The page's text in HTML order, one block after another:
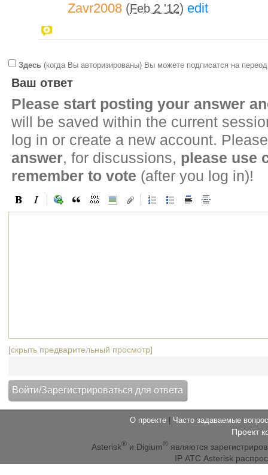
Zavr2008 (Feb 2 '12) edit
Здесь (когда Вы авторизированы) Вы можете подписатся на
Ваш ответ
Please start posting your answer
will be saved within the current
log in or create a new account.
answer, for discussions, please use
remember to vote (after you log in)!
[скрыть предварительный просмотр]
О проекте Часто задаваемые
Проект
Asterisk® и Digium® являются
IP АТС Asterisk